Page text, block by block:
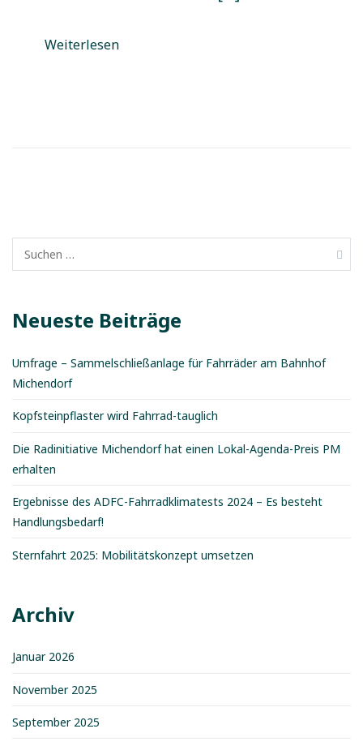
Weiterlesen
Suchen
nach:
Neueste Beiträge
Umfrage – Sammelschließanlage für Fahrräder am Bahnhof
Michendorf
Kopfsteinpflaster wird Fahrrad-tauglich
Die Radinitiative Michendorf hat einen Lokal-Agenda-Preis PM
erhalten
Ergebnisse des ADFC-Fahrradklimatests 2024 – Es besteht
Handlungsbedarf!
Sternfahrt 2025: Mobilitätskonzept umsetzen
Archiv
Januar 2026
November 2025
September 2025